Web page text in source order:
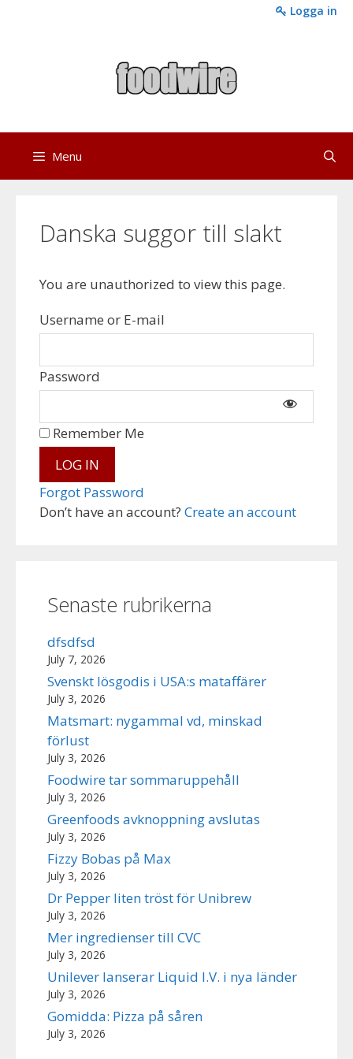
Logga in
Menu
Danska suggor till slakt
You are unauthorized to view this page.
Username or E-mail
Password
Don’t have an account? Create an account
Remember Me
Forgot Password
Senaste rubrikerna
dfsdfsd
July 7, 2026
Svenskt lösgodis i USA:s mataffärer
July 3, 2026
Matsmart: nygammal vd, minskad
förlust
July 3, 2026
Foodwire tar sommaruppehåll
July 3, 2026
Greenfoods avknoppning avslutas
July 3, 2026
Fizzy Bobas på Max
July 3, 2026
Dr Pepper liten tröst för Unibrew
July 3, 2026
Mer ingredienser till CVC
July 3, 2026
Unilever lanserar Liquid I.V. i nya länder
July 3, 2026
Gomidda: Pizza på såren
July 3, 2026